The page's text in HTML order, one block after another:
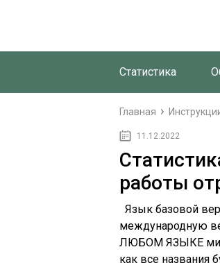
Статистика
Главная
11.12.2022
работы
Язык базовой
международную
ЛЮБОМ ЯЗЫКЕ
как все названия